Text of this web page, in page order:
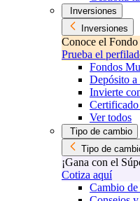
Inversiones
Inversiones
Conoce el
Prueba el
Fondos
Depósito
Invierte
Ver todos
Tipo de cambio
Tipo de
¡Gana con el
Cotiza aquí
Cambio de